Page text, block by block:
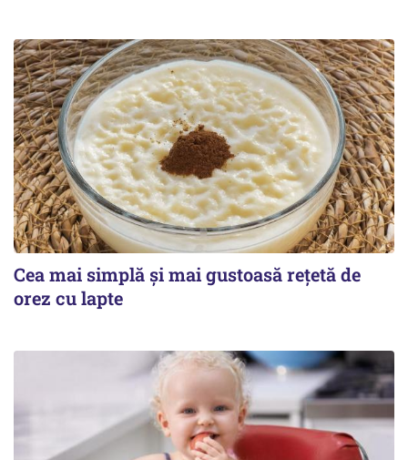
Cea mai simplă și mai gustoasă rețetă de
orez cu lapte